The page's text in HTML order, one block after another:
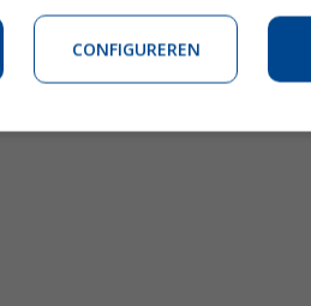
Alicante
Spanje
CONFIGUREREN